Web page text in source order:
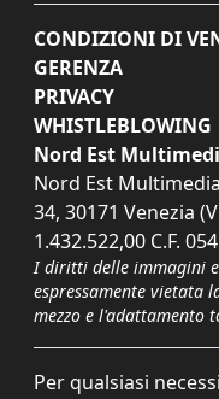
CONDIZIONI DI
GERENZA
PRIVACY
WHISTLEBLOWING
Nord Est
Nord Est
34, 30171 Venezia
1.432.522,00 C.F.
I diritti delle immagini
espressamente vietata
mezzo e l'adattamento
Per qualsiasi